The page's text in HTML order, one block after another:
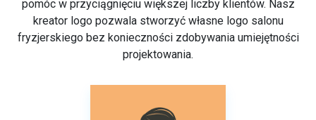
pomóc w przyciągnięciu większej liczby klientów. Nasz
kreator logo pozwala stworzyć własne logo salonu
fryzjerskiego bez konieczności zdobywania umiejętności
projektowania.